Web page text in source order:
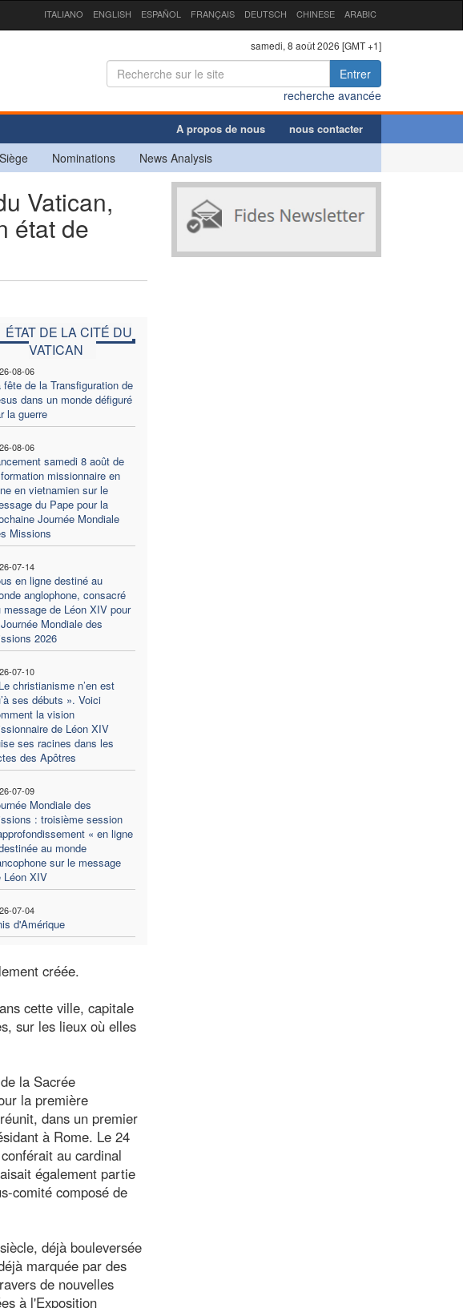
ITALIANO ENGLISH ESPAÑOL FRANÇAIS DEUTSCH CHINESE ARABIC
samedi, 8 août 2026 [GMT +1]
Entrer
recherche avancée
A propos de nous nous contacter
Nominations News Analysis
Vatican,
état de
ÉTAT DE LA CITÉ DU
VATICAN
08-06
fête de la Transfiguration de
dans un monde défiguré
la guerre
08-06
samedi 8 août de
missionnaire en
en vietnamien sur le
du Pape pour la
Journée Mondiale
Missions
07-14
en ligne destiné au
anglophone, consacré
message de Léon XIV pour
Mondiale des
2026
07-10
christianisme n’en est
ses débuts ». Voici
la vision
de Léon XIV
ses racines dans les
des Apôtres
07-09
Mondiale des
: troisième session
« en ligne
au monde
sur le message
Léon XIV
07-04
d'Amérique
créée.
cette ville, capitale
sur les lieux où elles
la Sacrée
la première
dans un premier
à Rome. Le 24
au cardinal
également partie
comité composé de
déjà bouleversée
marquée par des
de nouvelles
à l'Exposition